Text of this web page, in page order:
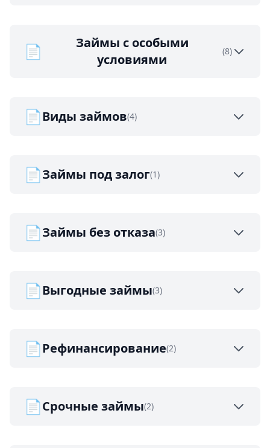
📄
Займы с особыми
условиями
(8)
📄Виды займов(4)
📄Займы под залог(1)
📄Займы без отказа(3)
📄Выгодные займы(3)
📄Рефинансирование(2)
📄Срочные займы(2)